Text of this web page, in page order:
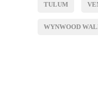
TULUM
WYNWOOD